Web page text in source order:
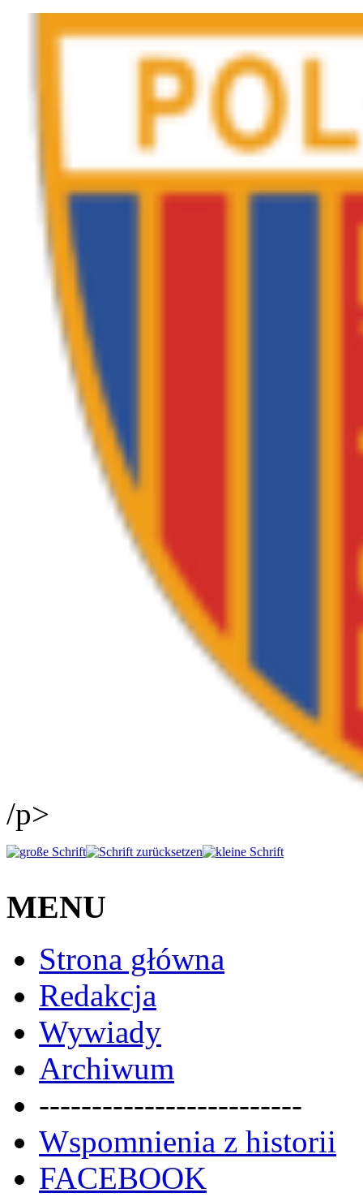
/p>
MENU
Strona główna
Redakcja
Wywiady
Archiwum
-------------------------
Wspomnienia z historii
FACEBOOK